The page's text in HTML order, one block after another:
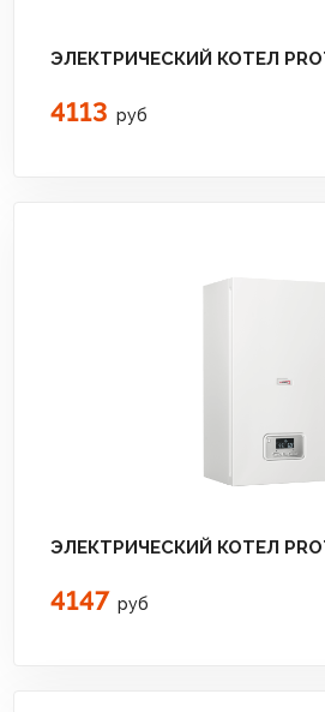
ЭЛЕКТРИЧЕСКИЙ КОТЕЛ
4113 руб
ЭЛЕКТРИЧЕСКИЙ КОТЕЛ
4147 руб